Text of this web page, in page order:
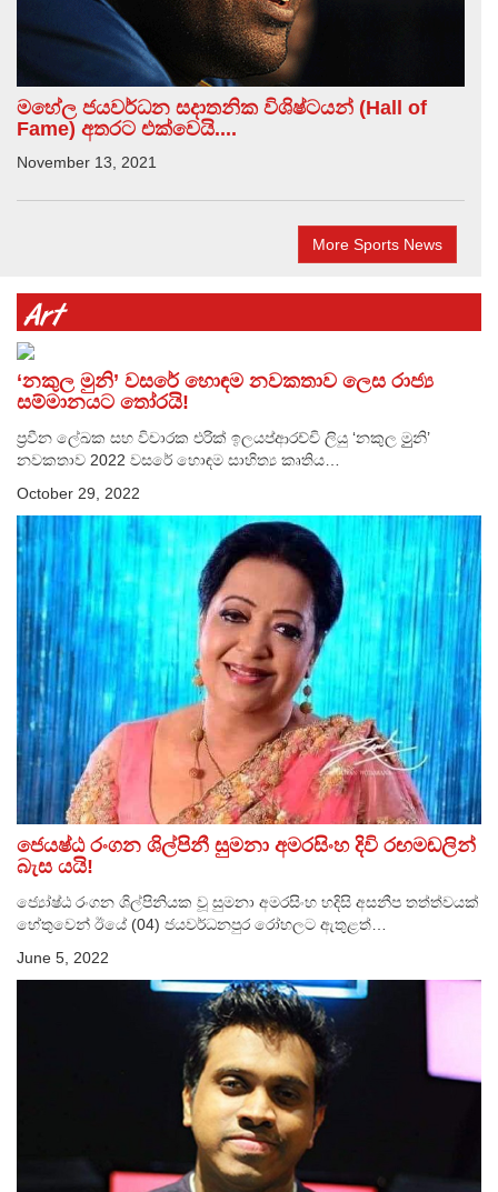
මහේල ජයවර්ධන සදාතනික විශිෂ්ටයන් (Hall of
Fame) අතරට එක්වෙයි....
November 13, 2021
More Sports News
‘නකුල මුනි’ වසරේ හොඳම නවකතාව ලෙස රාජ්‍ය
සම්මානයට තෝරයි!
ප්‍රවීන ලේඛක සහ විචාරක එරික් ඉලයප්ආරච්චි ලියු ‘නකුල මුුුනි’
නවකතාව 2022 වසරේ හොඳම සාහිත්‍ය කෘතිය…
October 29, 2022
ජෙයෂ්ඨ රංගන ශිල්පිනී සුමනා අමරසිංහ දිවි රඟමඬලින්
බැස යයි!
ජ්‍යෝෂ්ඨ රංගන ශිල්පිනියක වූ සුමනා අමරසිංහ හදිසි අසනීප තත්ත්වයක්
හේතුවෙන් ඊයේ (04) ජයවර්ධනපුර රෝහලට ඇතුළත්…
June 5, 2022